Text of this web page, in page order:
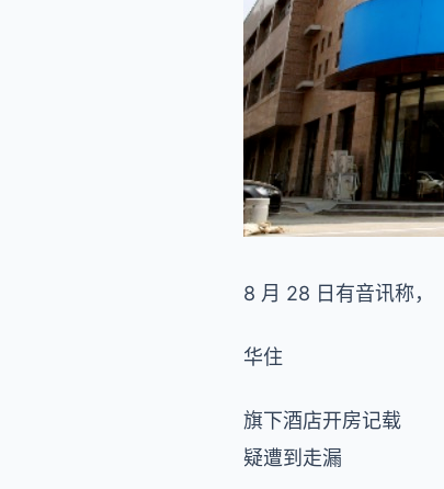
8 月 28 日有音讯称，
华住
旗下酒店开房记载
疑遭到走漏